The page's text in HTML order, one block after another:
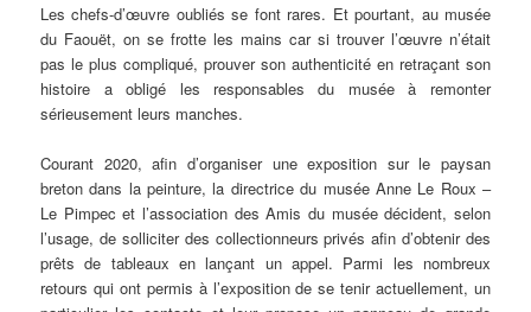
Les chefs-d’œuvre oubliés se font rares. Et pourtant, au musée
du Faouët, on se frotte les mains car si trouver l’œuvre n’était
pas le plus compliqué, prouver son authenticité en retraçant son
histoire a obligé les responsables du musée à remonter
sérieusement leurs manches.
Courant 2020, afin d’organiser une exposition sur le paysan
breton dans la peinture, la directrice du musée Anne Le Roux –
Le Pimpec et l’association des Amis du musée décident, selon
l’usage, de solliciter des collectionneurs privés afin d’obtenir des
prêts de tableaux en lançant un appel. Parmi les nombreux
retours qui ont permis à l’exposition de se tenir actuellement, un